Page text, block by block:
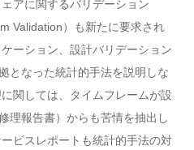
アに関するバリデーション
Validation）も新たに要求され
ーション、設計バリデーション
となった統計的手法を説明しな
関しては、タイムフレームが設
理報告書）からも苦情を抽出し
ビスレポートも統計的手法の対